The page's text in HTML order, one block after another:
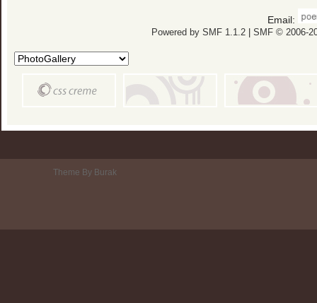
Email:
Powered by SMF 1.1.2| SMF © 2006-
Theme By Burak